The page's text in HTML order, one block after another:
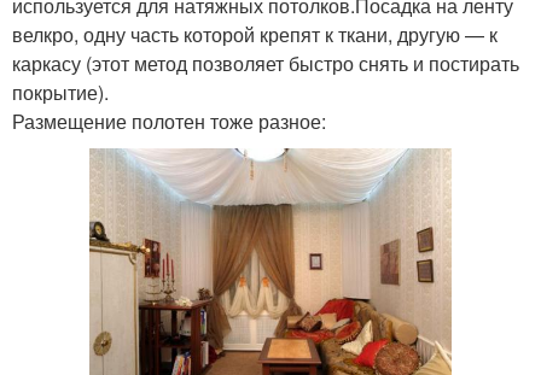
велкро, одну часть которой крепят к ткани, другую — к
каркасу (этот метод позволяет быстро снять и постирать
покрытие).
Размещение полотен тоже разное: